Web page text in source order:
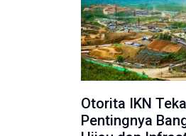
Otorita IKN
Pentingnya